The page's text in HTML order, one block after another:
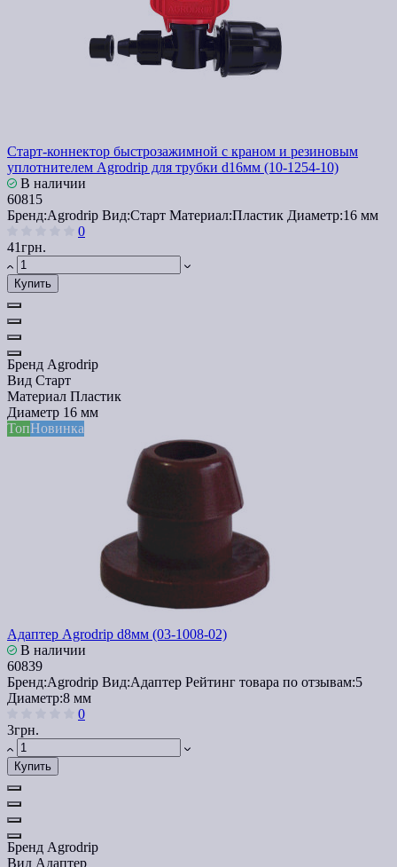
Cтарт-коннектор быстрозажимной с краном и резиновым
уплотнителем Agrodrip для трубки d16мм (10-1254-10)
В наличии
60815
Бренд:Agrodrip Вид:Старт Материал:Пластик Диаметр:16 мм
0
41грн.
Купить
Бренд Agrodrip
Вид Старт
Материал Пластик
Диаметр 16 мм
ТопНовинка
Адаптер Agrodrip d8мм (03-1008-02)
В наличии
60839
Бренд:Agrodrip Вид:Адаптер Рейтинг товара по отзывам:5
Диаметр:8 мм
0
3грн.
Купить
Бренд Agrodrip
Вид Адаптер